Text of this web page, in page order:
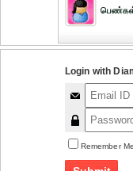
Login with
Remember Me